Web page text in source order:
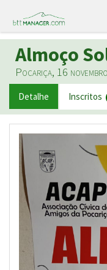
Almoço
Pocariça, 16
Detalhe Inscritos